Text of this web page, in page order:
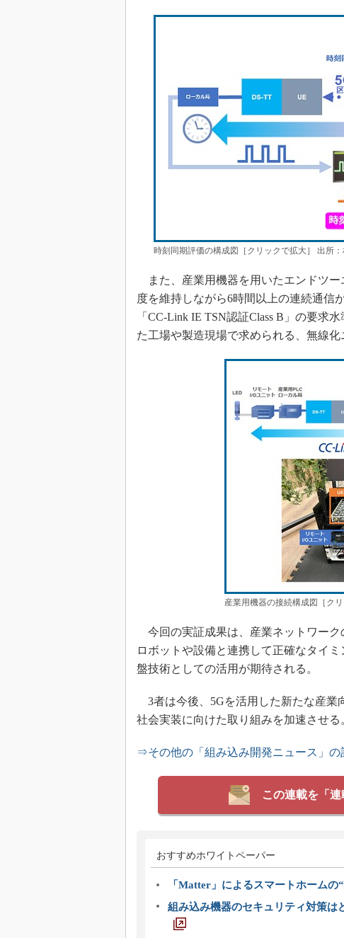
時刻同期評価の構成図［クリックで拡大］ 出所
また、産業用機器を用いたエンドツー
度を維持しながら6時間以上の連続通信
「CC-Link IE TSN認証Class B」の要求
た工場や製造現場で求められる、無線化
産業用機器の接続構成図［ク
今回の実証成果は、産業ネットワー
ロボットや設備と連携して正確なタイ
盤技術としての活用が期待される。
3者は今後、5Gを活用した新たな産業
社会実装に向けた取り組みを加速させる
⇒その他の「組み込み開発ニュース」の
この連載を「
おすすめホワイトペーパー
「Matter」によるスマートホーム
組み込み機器のセキュリティ対策